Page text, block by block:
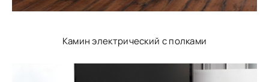
Камин электрический с полками